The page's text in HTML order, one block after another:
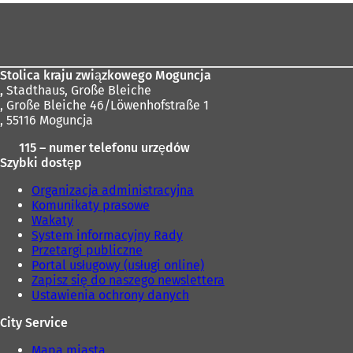
Stolica kraju związkowego Moguncja
, Stadthaus, Große Bleiche
, Große Bleiche 46/Löwenhofstraße 1
, 55116 Moguncja
115 – numer telefonu urzędów
Szybki dostęp
Organizacja administracyjna
Komunikaty prasowe
Wakaty
System informacyjny Rady
Przetargi publiczne
Portal usługowy (usługi online)
Zapisz się do naszego newslettera
Ustawienia ochrony danych
City Service